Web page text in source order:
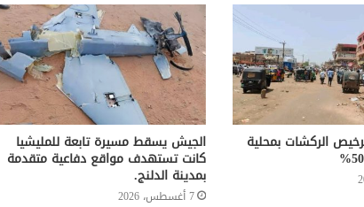
الركشات بمحلية الجيش يسقط مسيرة تابعة للمليشيا
كانت تستهدف مواقع دفاعية متقدمة
بمدينة الدلنج.
7 أغسطس، 2026